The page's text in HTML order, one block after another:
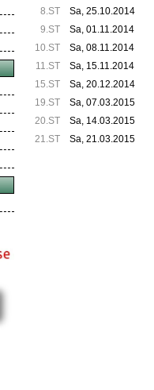
8.ST
Sa, 25.10.2014
9.ST
Sa, 01.11.2014
10.ST
Sa, 08.11.2014
11.ST
Sa, 15.11.2014
15.ST
Sa, 20.12.2014
19.ST
Sa, 07.03.2015
20.ST
Sa, 14.03.2015
21.ST
Sa, 21.03.2015